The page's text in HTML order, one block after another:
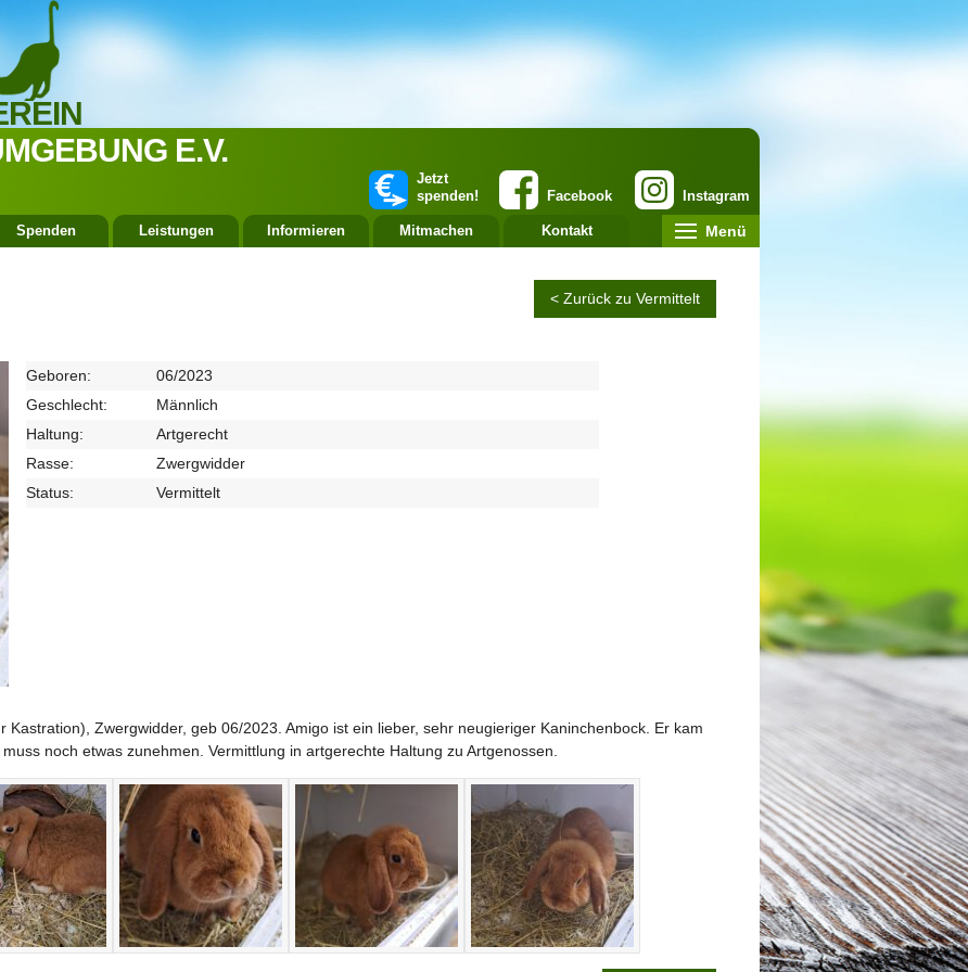
E.V.
Instagram
Facebook
Jetzt
spenden!
Spenden Leistungen Informieren Mitmachen Kontakt Menü
< Zurück zu Vermittelt
Geboren:
06/2023
Geschlecht:
Männlich
Haltung:
Artgerecht
Rasse:
Zwergwidder
Status:
Vermittelt
Kastration), Zwergwidder, geb 06/2023. Amigo ist ein lieber, sehr neugieriger Kaninchenbock. Er kam
noch etwas zunehmen. Vermittlung in artgerechte Haltung zu Artgenossen.